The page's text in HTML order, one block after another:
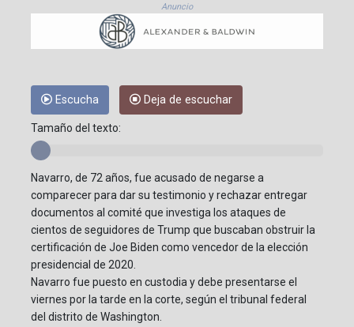
Anuncio
Escucha Deja de escuchar
Tamaño del texto:
Navarro, de 72 años, fue acusado de negarse a
comparecer para dar su testimonio y rechazar entregar
documentos al comité que investiga los ataques de
cientos de seguidores de Trump que buscaban obstruir la
certificación de Joe Biden como vencedor de la elección
presidencial de 2020.
Navarro fue puesto en custodia y debe presentarse el
viernes por la tarde en la corte, según el tribunal federal
del distrito de Washington.